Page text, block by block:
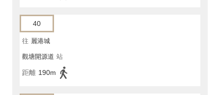
40
往 麗港城
觀塘開源道 站
距離 190m